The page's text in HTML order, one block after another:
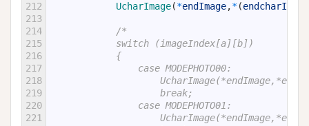
212
213
214
215
216
217
218
219
220
221
UcharImage(*endImage,*(endcharImage
/*
switch (imageIndex[a][b])
{
case MODEPHOTO00:
break;
case MODEPHOTO01: